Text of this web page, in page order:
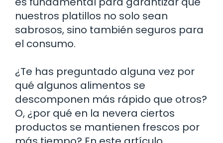
nuestros platillos no solo sean
sabrosos, sino también seguros para
el consumo.
¿Te has preguntado alguna vez por
qué algunos alimentos se
descomponen más rápido que otros?
O, ¿por qué en la nevera ciertos
productos se mantienen frescos por